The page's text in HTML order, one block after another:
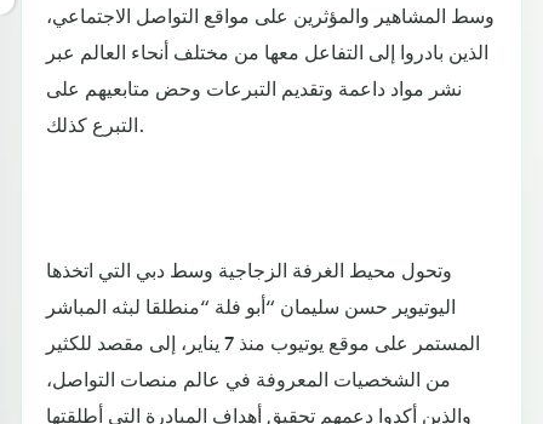
وسط المشاهير والمؤثرين على مواقع التواصل الاجتماعي،
الذين بادروا إلى التفاعل معها من مختلف أنحاء العالم عبر
نشر مواد داعمة وتقديم التبرعات وحض متابعيهم على
التبرع كذلك.
وتحول محيط الغرفة الزجاجية وسط دبي التي اتخذها
اليوتيوير حسن سليمان “أبو فلة “منطلقا لبثه المباشر
المستمر على موقع يوتيوب منذ 7 يناير، إلى مقصد للكثير
من الشخصيات المعروفة في عالم منصات التواصل،
والذين أكدوا دعمهم تحقيق أهداف المبادرة التي أطلقتها